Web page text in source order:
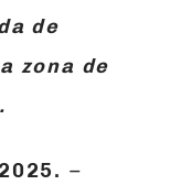
de
zona de
–